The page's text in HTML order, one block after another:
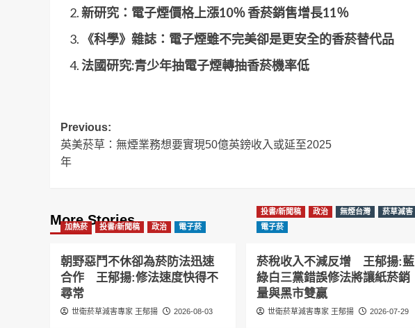
新研究：電子煙價格上漲10％ 香菸銷售增長11％
《科學》雜誌：電子煙雖不完美卻是更安全的香菸替代品
法國研究:青少年抽電子煙轉抽香菸機率低
Post
navigation
Previous:
英美菸草：無煙業務想要實現50億英鎊收入或延至2025
年
More Stories
加熱菸 投書/新聞稿 政治 電子菸
朝野惡鬥不休卻為菸防法迅速
合作 王郁揚:修法速度快得不
尋常
世衛菸草減害專家 王郁揚 2026-08-03
投書/新聞稿 政治 無煙台灣
菸草減害
電子菸
菸稅收入不減反增 王郁揚:藍
綠白三黨錯誤修法將讓紙菸銷
量與黑市雙贏
世衛菸草減害專家 王郁揚 2026-07-29